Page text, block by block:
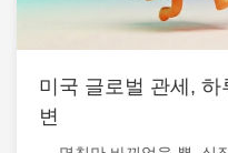
미국 글로벌 관세,
변